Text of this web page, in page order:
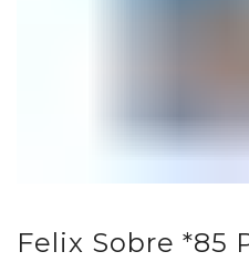
Felix Sobre *85